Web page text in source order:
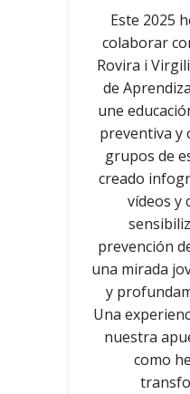
Este 2025
colaborar
Rovira i
de
une
preventiva y
grupos de
creado
vídeos y
prevención
una mirada
y
Una
nuestra
como